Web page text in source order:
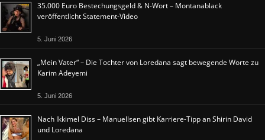
35.000 Euro Bestechungsgeld & N-Wort – Montanablack
veröffentlicht Statement-Video
5. Juni 2026
„Mein Vater“ – Die Tochter von Loredana sagt bewegende Worte zu
Karim Adeyemi
5. Juni 2026
Nach Ikkimel Diss – Manuellsen gibt Karriere-Tipp an Shirin David
und Loredana